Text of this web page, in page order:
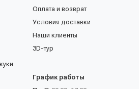
Оплата и возврат
Условия доставки
Наши клиенты
3D-тур
График работы